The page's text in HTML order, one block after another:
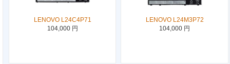
LENOVO L24C4P71
104,000 円
LENOVO L24M3P72
104,000 円